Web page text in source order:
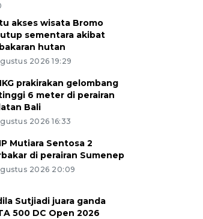
akses wisata Bromo
sementara akibat
hutan
2026 19:29
prakirakan gelombang
6 meter di perairan
Bali
2026 16:33
Mutiara Sentosa 2
di perairan Sumenep
2026 20:09
Sutjiadi juara ganda
500 DC Open 2026